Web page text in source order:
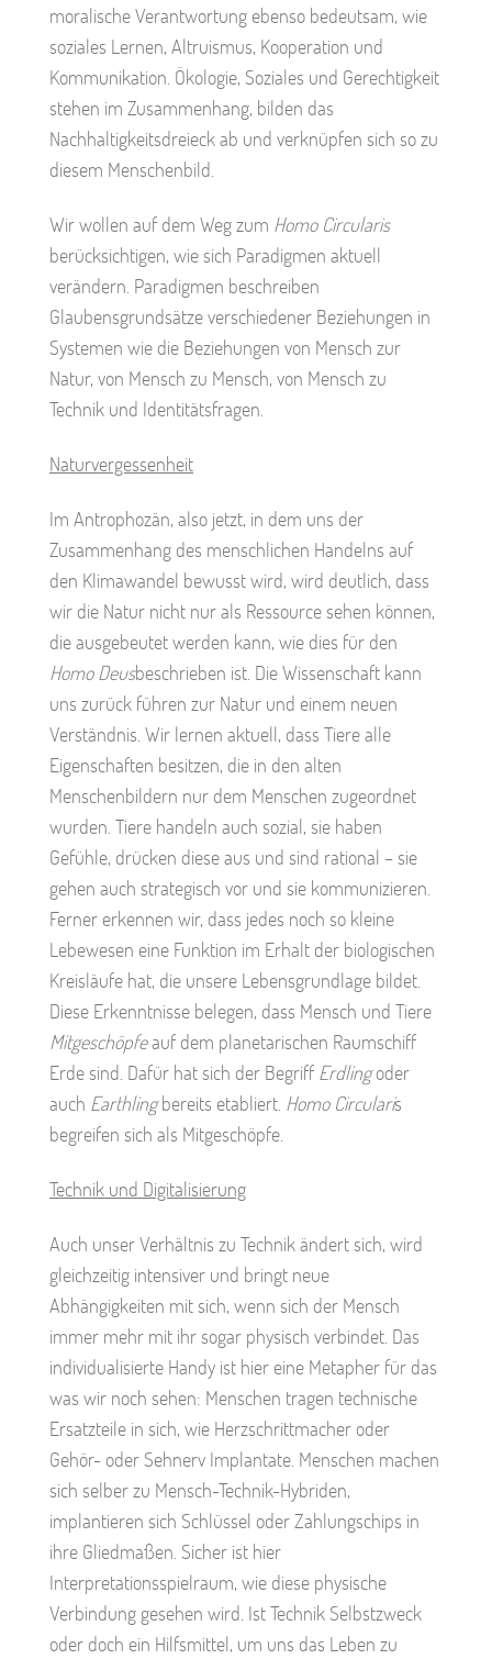
moralische Verantwortung ebenso bedeutsam, wie
soziales Lernen, Altruismus, Kooperation und
Kommunikation. Ökologie, Soziales und Gerechtigkeit
stehen im Zusammenhang, bilden das
Nachhaltigkeitsdreieck ab und verknüpfen sich so zu
diesem Menschenbild.
Wir wollen auf dem Weg zum Homo Circularis
berücksichtigen, wie sich Paradigmen aktuell
verändern. Paradigmen beschreiben
Glaubensgrundsätze verschiedener Beziehungen in
Systemen wie die Beziehungen von Mensch zur
Natur, von Mensch zu Mensch, von Mensch zu
Technik und Identitätsfragen.
Naturvergessenheit
Im Antrophozän, also jetzt, in dem uns der
Zusammenhang des menschlichen Handelns auf
den Klimawandel bewusst wird, wird deutlich, dass
wir die Natur nicht nur als Ressource sehen können,
die ausgebeutet werden kann, wie dies für den
Homo Deusbeschrieben ist. Die Wissenschaft kann
uns zurück führen zur Natur und einem neuen
Verständnis. Wir lernen aktuell, dass Tiere alle
Eigenschaften besitzen, die in den alten
Menschenbildern nur dem Menschen zugeordnet
wurden. Tiere handeln auch sozial, sie haben
Gefühle, drücken diese aus und sind rational – sie
gehen auch strategisch vor und sie kommunizieren.
Ferner erkennen wir, dass jedes noch so kleine
Lebewesen eine Funktion im Erhalt der biologischen
Kreisläufe hat, die unsere Lebensgrundlage bildet.
Diese Erkenntnisse belegen, dass Mensch und Tiere
Mitgeschöpfeauf dem planetarischen Raumschiff
Erde sind. Dafür hat sich der Begriff Erdlingoder
auch Earthlingbereits etabliert. Homo Circularis
begreifen sich als Mitgeschöpfe.
Technik und Digitalisierung
Auch unser Verhältnis zu Technik ändert sich, wird
gleichzeitig intensiver und bringt neue
Abhängigkeiten mit sich, wenn sich der Mensch
immer mehr mit ihr sogar physisch verbindet. Das
individualisierte Handy ist hier eine Metapher für das
was wir noch sehen: Menschen tragen technische
Ersatzteile in sich, wie Herzschrittmacher oder
Gehör- oder Sehnerv Implantate. Menschen machen
sich selber zu Mensch-Technik-Hybriden,
implantieren sich Schlüssel oder Zahlungschips in
ihre Gliedmaßen. Sicher ist hier
Interpretationsspielraum, wie diese physische
Verbindung gesehen wird. Ist Technik Selbstzweck
oder doch ein Hilfsmittel, um uns das Leben zu